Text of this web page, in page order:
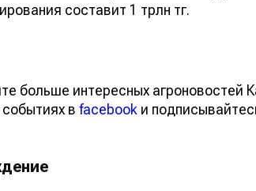
составит 1 трлн тг.
больше интересных агроновостей
в facebook и